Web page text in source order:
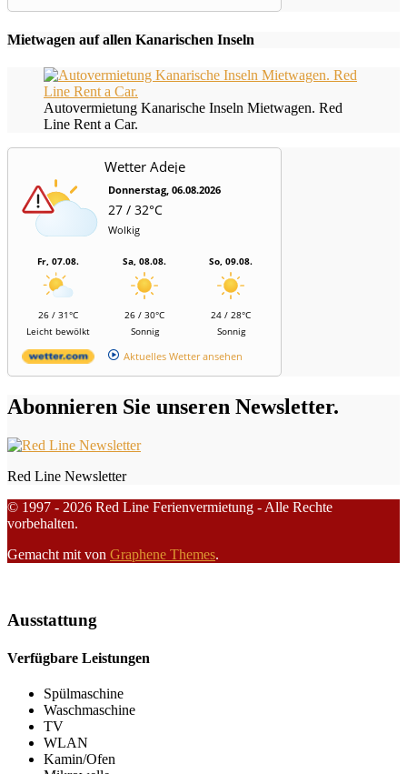
Mietwagen auf allen Kanarischen Inseln
Autovermietung Kanarische Inseln Mietwagen. Red
Line Rent a Car.
Wetter Adeje
Donnerstag, 06.08.2026
27 / 32°C
Wolkig
Fr, 07.08.
26 / 31°C
Leicht bewölkt
Sa, 08.08.
26 / 30°C
Sonnig
So, 09.08.
24 / 28°C
Sonnig
Aktuelles Wetter ansehen
Abonnieren Sie unseren Newsletter.
Red Line Newsletter
© 1997 - 2026 Red Line Ferienvermietung - Alle Rechte
vorbehalten.
Gemacht mit von Graphene Themes.
Ausstattung
Verfügbare Leistungen
Spülmaschine
Waschmaschine
TV
WLAN
Kamin/Ofen